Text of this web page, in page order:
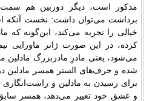
مذکور است، دیگر دوربین هم سمت
برداشت می‌توان داشت: نخست آنکه
خیالی را تجربه می‌کند، این‌گونه که
کرده، در این صورت ژانر ماورایی
می‌شود، یعنی مادرِ مادربزرگ مادلین
شده و حرف‌های الستر همسر مادلین
برای رسیدن به مادلین و راست‌انگاری
و عشق خود تغییر می‌دهد، همسر